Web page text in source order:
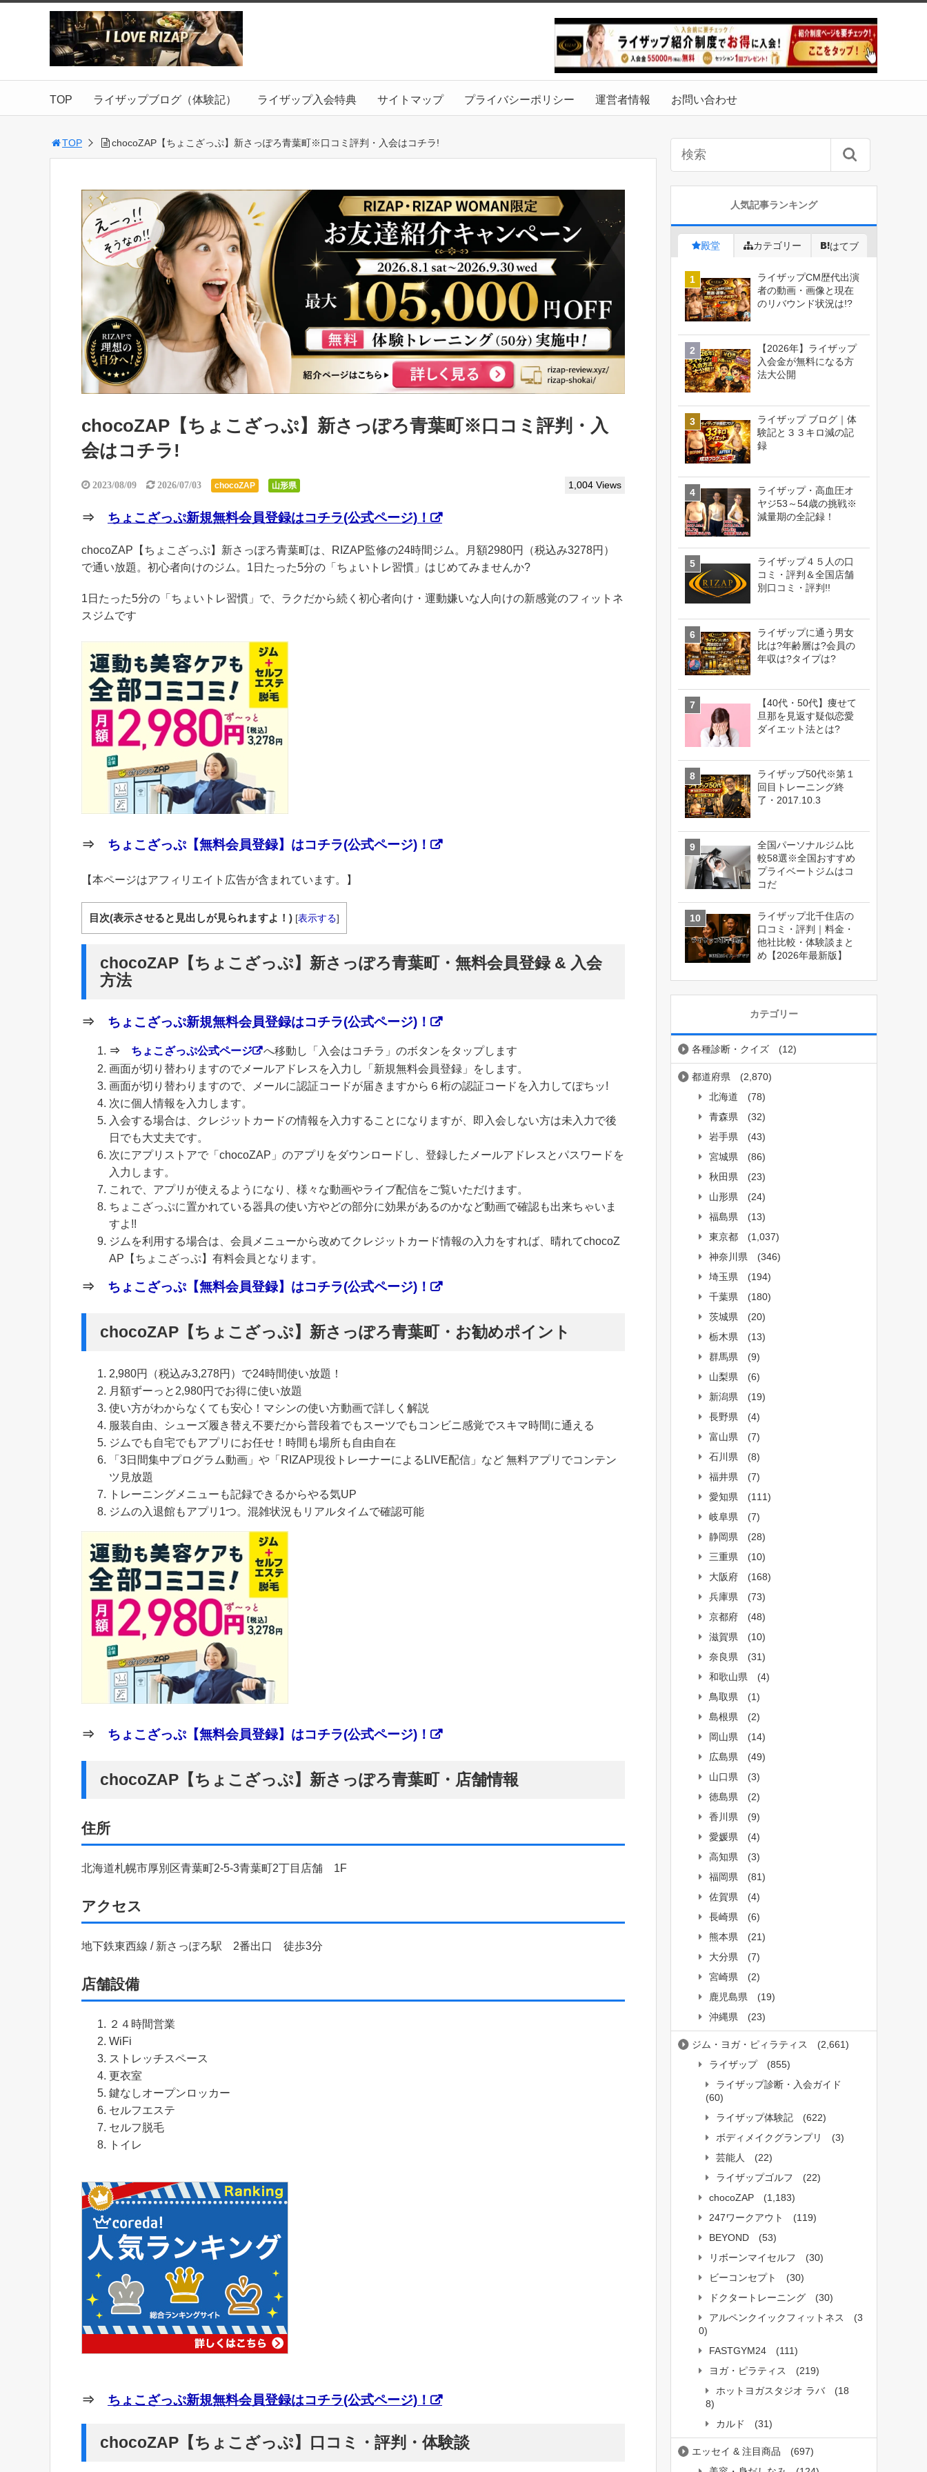
TOP ライザップブログ（体験記） ライザップ入会特典 サイトマップ プライバシーポリシー 運営者情報 お問い合わせ
TOP chocoZAP【ちょこざっぷ】新さっぽろ青葉町※口コミ評判・入会はコチラ!
chocoZAP【ちょこざっぷ】新さっぽろ青葉町※口コミ評判・入
会はコチラ!
2023/08/09 2026/07/03 chocoZAP 山形県 1,004 Views
⇒ ちょこざっぷ新規無料会員登録はコチラ(公式ページ)！
chocoZAP【ちょこざっぷ】新さっぽろ青葉町は、RIZAP監修の24時間ジム。月額2980円（税込み3278円）
で通い放題。初心者向けのジム。1日たった5分の「ちょいトレ習慣」はじめてみませんか?
1日たった5分の「ちょいトレ習慣」で、ラクだから続く初心者向け・運動嫌いな人向けの新感覚のフィットネ
スジムです
⇒ ちょこざっぷ【無料会員登録】はコチラ(公式ページ)！
【本ページはアフィリエイト広告が含まれています。】
目次(表示させると見出しが見られますよ！) [表示する]
chocoZAP【ちょこざっぷ】新さっぽろ青葉町・無料会員登録 & 入会
方法
⇒ ちょこざっぷ新規無料会員登録はコチラ(公式ページ)！
⇒ ちょこざっぷ公式ページ
へ移動し「入会はコチラ」のボタンをタップします
画面が切り替わりますのでメールアドレスを入力し「新規無料会員登録」をします。
画面が切り替わりますので、メールに認証コードが届きますから６桁の認証コードを入力してぽちッ!
次に個人情報を入力します。
入会する場合は、クレジットカードの情報を入力することになりますが、即入会しない方は未入力で後
日でも大丈夫です。
次にアプリストアで「chocoZAP」のアプリをダウンロードし、登録したメールアドレスとパスワードを
入力します。
これで、アプリが使えるようになり、様々な動画やライブ配信をご覧いただけます。
ちょこざっぷに置かれている器具の使い方やどの部分に効果があるのかなど動画で確認も出来ちゃいま
すよ!!
ジムを利用する場合は、会員メニューから改めてクレジットカード情報の入力をすれば、晴れてchocoZ
AP【ちょこざっぷ】有料会員となります。
⇒ ちょこざっぷ【無料会員登録】はコチラ(公式ページ)！
chocoZAP【ちょこざっぷ】新さっぽろ青葉町・お勧めポイント
2,980円（税込み3,278円）で24時間使い放題！
月額ずーっと2,980円でお得に使い放題
使い方がわからなくても安心！マシンの使い方動画で詳しく解説
服装自由、シューズ履き替え不要だから普段着でもスーツでもコンビニ感覚でスキマ時間に通える
ジムでも自宅でもアプリにお任せ！時間も場所も自由自在
「3日間集中プログラム動画」や「RIZAP現役トレーナーによるLIVE配信」など 無料アプリでコンテン
ツ見放題
トレーニングメニューも記録できるからやる気UP
ジムの入退館もアプリ1つ。混雑状況もリアルタイムで確認可能
⇒ ちょこざっぷ【無料会員登録】はコチラ(公式ページ)！
chocoZAP【ちょこざっぷ】新さっぽろ青葉町・店舗情報
住所
北海道札幌市厚別区青葉町2-5-3青葉町2丁目店舗 1F
アクセス
地下鉄東西線 / 新さっぽろ駅 2番出口 徒歩3分
店舗設備
２４時間営業
WiFi
ストレッチスペース
更衣室
鍵なしオープンロッカー
セルフエステ
セルフ脱毛
トイレ
⇒ ちょこざっぷ新規無料会員登録はコチラ(公式ページ)！
chocoZAP【ちょこざっぷ】口コミ・評判・体験談
人気記事ランキング
殿堂 カテゴリー はてブ
ライザップCM歴代出演
者の動画・画像と現在
のリバウンド状況は!?
【2026年】ライザップ
入会金が無料になる方
法大公開
ライザップ ブログ｜体
験記と３３キロ減の記
録
ライザップ・高血圧オ
ヤジ53～54歳の挑戦※
減量期の全記録！
ライザップ４５人の口
コミ・評判＆全国店舗
別口コミ・評判!!
ライザップに通う男女
比は?年齢層は?会員の
年収は?タイプは?
【40代・50代】痩せて
旦那を見返す疑似恋愛
ダイエット法とは?
ライザップ50代※第１
回目トレーニング終
了・2017.10.3
全国パーソナルジム比
較58選※全国おすすめ
プライベートジムはコ
コだ
ライザップ北千住店の
口コミ・評判｜料金・
他社比較・体験談まと
め【2026年最新版】
カテゴリー
各種診断・クイズ (12)
都道府県
(2,870)
北海道
(78)
青森県
(32)
岩手県
(43)
宮城県
(86)
秋田県
(23)
山形県
(24)
福島県
(13)
東京都
(1,037)
神奈川県
(346)
埼玉県
(194)
千葉県
(180)
茨城県
(20)
栃木県
(13)
群馬県
(9)
山梨県
(6)
新潟県
(19)
長野県
(4)
富山県
(7)
石川県
(8)
福井県
(7)
愛知県
(111)
岐阜県
(7)
静岡県
(28)
三重県
(10)
大阪府
(168)
兵庫県
(73)
京都府
(48)
滋賀県
(10)
奈良県
(31)
和歌山県
(4)
鳥取県
(1)
島根県
(2)
岡山県
(14)
広島県
(49)
山口県
(3)
徳島県
(2)
香川県
(9)
愛媛県
(4)
高知県
(3)
福岡県
(81)
佐賀県
(4)
長崎県
(6)
熊本県
(21)
大分県
(7)
宮崎県
(2)
鹿児島県
(19)
沖縄県
(23)
ジム・ヨガ・ピィラティス
(2,661)
ライザップ
(855)
ライザップ診断・入会ガイド
(60)
ライザップ体験記
(622)
ボディメイクグランプリ
(3)
芸能人
(22)
ライザップゴルフ
(22)
chocoZAP
(1,183)
247ワークアウト
(119)
BEYOND
(53)
リボーンマイセルフ
(30)
ビーコンセプト
(30)
ドクタートレーニング
(30)
アルペンクイックフィットネス
(3
0)
FASTGYM24
(111)
ヨガ・ピラティス
(219)
ホットヨガスタジオ ラバ
(18
8)
カルド
(31)
エッセイ & 注目商品
(697)